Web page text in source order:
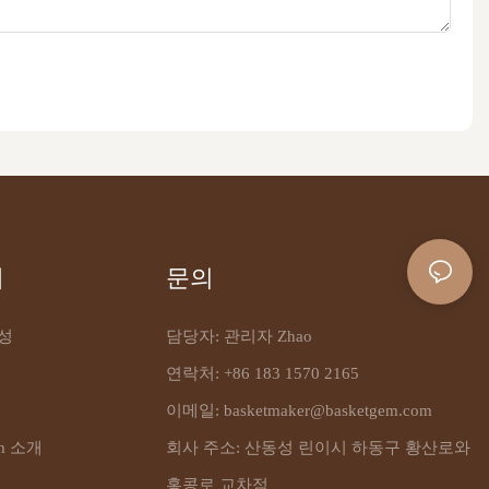
소개
문의
담당자: 관리자 Zhao
연락처: +86 183 1570 2165
이메일: basketmaker@basketgem.com
회사 주소: 산동성 린이시 하동구 황산로와
홍콩로 교차점